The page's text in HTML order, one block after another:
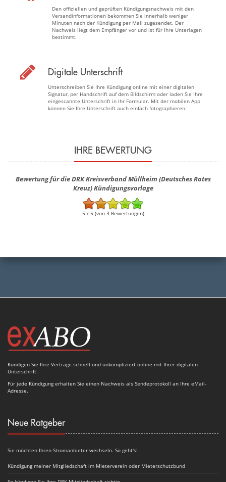
Den offiziellen und geprüften Kündigungsnachweis mit den
Versandinformationen bekommen Sie innerhalb weniger
Minuten nach der Kündigung per Mail zugesendet. Der
Nachweis liegt dem Empfänger vor und ist für Ihre Unterlagen
bestimmt.
Digitale Unterschrift
Unterschreiben Sie Ihre Kündigung online mit einer digitalen
Signatur, per Handschrift auf dem Bildschirm oder laden Sie Ihre
eingescannte Unterschrift in Ihr Formular. Mit der mobilen App
können Sie Ihre Unterschrift auch einfach fotographieren.
IHRE BEWERTUNG
Bewertung für die DRK Kreisverband Müllheim (Deutsches Rotes
Kreuz) Kündigungsvorlage
5 / 5 (von 3 Bewertungen)
Kündigen Sie Ihre Verträge schnell und unkompliziert online mit Ihrer digitalen
Unterschrift.
Für jede Kündigung erhalten Sie einen Nachweis als Sendeprotokoll an Ihre eMail-
Adresse.
Neue Ratgeber
Sie möchten Ihren Stromanbieter wechseln. So geht's!
Kündigung meiner Mitgliedschaft im Mieterverein oder Mieterschutzbund